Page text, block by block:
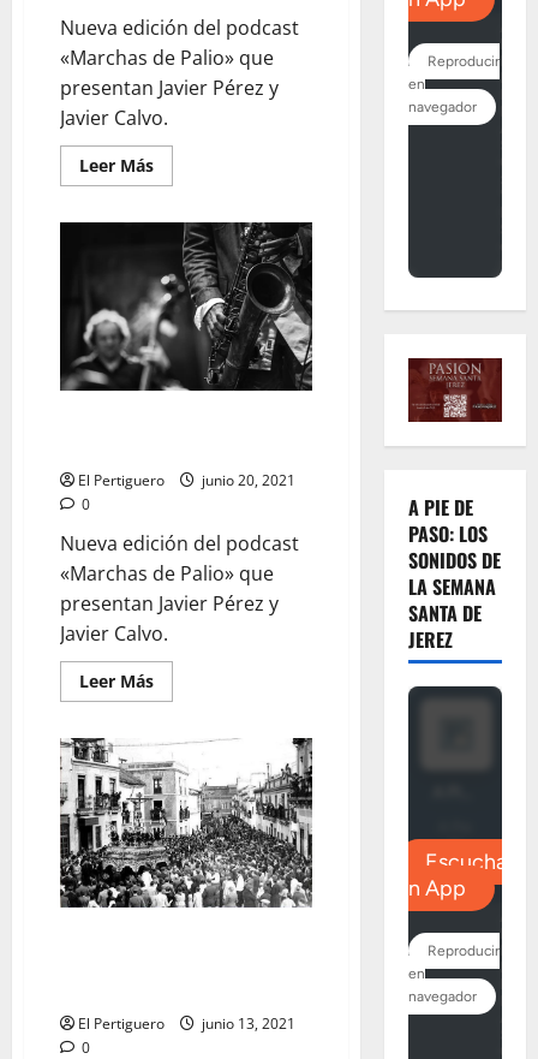
Nueva edición del podcast
«Marchas de Palio» que
presentan Javier Pérez y
Javier Calvo.
Leer MásLeer
más
MARCHAS
PALIO:
«Ellas
también
componen»
El Pertiguero
junio 20, 2021
0
Nueva edición del podcast
«Marchas de Palio» que
presentan Javier Pérez y
Javier Calvo.
Leer MásLeer
más
MARCHAS
DE
PALIO:
«XXXII
Aniversario
y
Jazz»
El Pertiguero
junio 13, 2021
0
A PIE DE
PASO: LOS
SONIDOS DE
LA SEMANA
SANTA DE
JEREZ